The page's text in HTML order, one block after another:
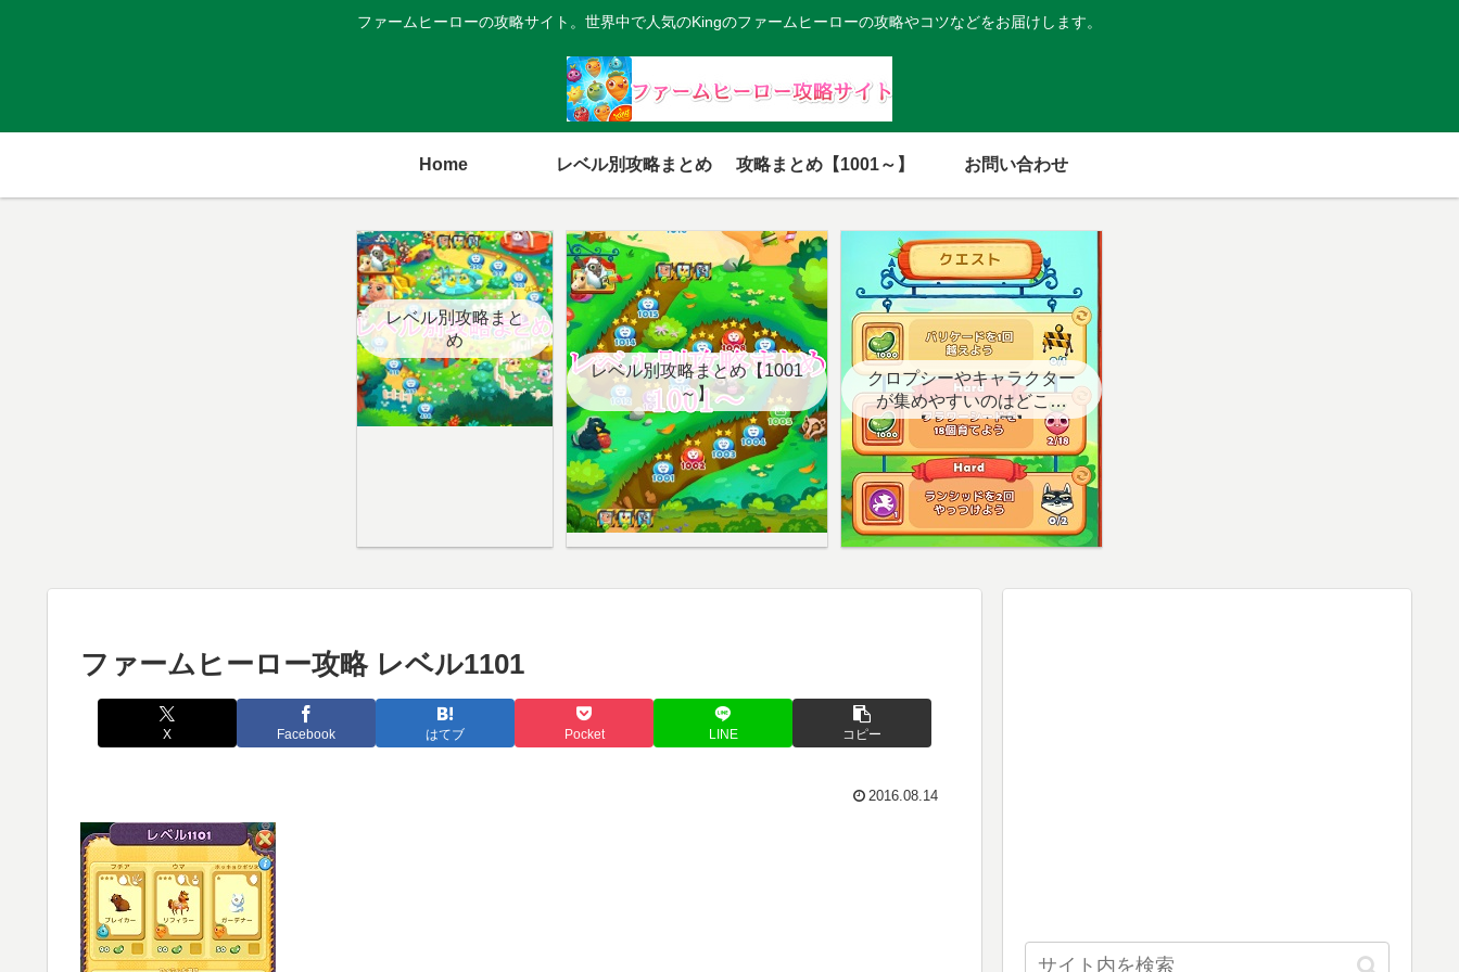
ファームヒーローの攻略サイト。世界中で人気のKingのファームヒーローの攻略やコツなどをお届けします。
Home レベル別攻略まとめ 攻略まとめ【1001～】 お問い合わせ
レベル別攻略まと
め
レベル別攻略まとめ【1001
～】
クロプシーやキャラクター
が集めやすいのはどこ？
【クエスト用】
ファームヒーロー攻略 レベル1101
X Facebook はてブ Pocket LINE コピー
2016.08.14